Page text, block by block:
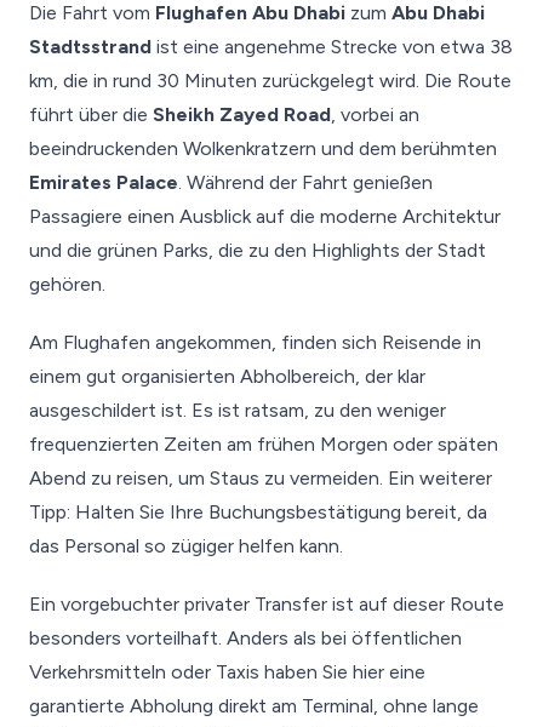
Die Fahrt vom Flughafen Abu Dhabi zum Abu Dhabi
Stadtsstrand ist eine angenehme Strecke von etwa 38
km, die in rund 30 Minuten zurückgelegt wird. Die Route
führt über die Sheikh Zayed Road, vorbei an
beeindruckenden Wolkenkratzern und dem berühmten
Emirates Palace. Während der Fahrt genießen
Passagiere einen Ausblick auf die moderne Architektur
und die grünen Parks, die zu den Highlights der Stadt
gehören.
Am Flughafen angekommen, finden sich Reisende in
einem gut organisierten Abholbereich, der klar
ausgeschildert ist. Es ist ratsam, zu den weniger
frequenzierten Zeiten am frühen Morgen oder späten
Abend zu reisen, um Staus zu vermeiden. Ein weiterer
Tipp: Halten Sie Ihre Buchungsbestätigung bereit, da
das Personal so zügiger helfen kann.
Ein vorgebuchter privater Transfer ist auf dieser Route
besonders vorteilhaft. Anders als bei öffentlichen
Verkehrsmitteln oder Taxis haben Sie hier eine
garantierte Abholung direkt am Terminal, ohne lange